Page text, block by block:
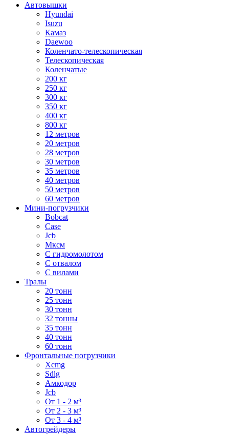
Автовышки
Hyundai
Isuzu
Камаз
Daewoo
Коленчато-телескопическая
Телескопическая
Коленчатые
200 кг
250 кг
300 кг
350 кг
400 кг
800 кг
12 метров
20 метров
28 метров
30 метров
35 метров
40 метров
50 метров
60 метров
Мини-погрузчики
Bobcat
Case
Jcb
Мксм
С гидромолотом
С отвалом
С вилами
Тралы
20 тонн
25 тонн
30 тонн
32 тонны
35 тонн
40 тонн
60 тонн
Фронтальные погрузчики
Xcmg
Sdlg
Амкодор
Jcb
От 1 - 2 м³
От 2 - 3 м³
От 3 - 4 м³
Автогрейдеры